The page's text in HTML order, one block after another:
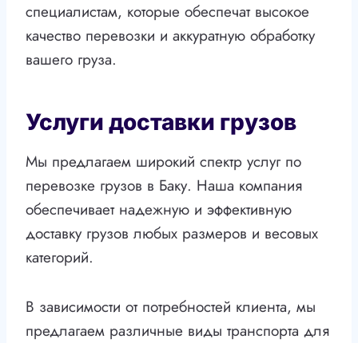
специалистам, которые обеспечат высокое
качество перевозки и аккуратную обработку
вашего груза.
Услуги доставки грузов
Мы предлагаем широкий спектр услуг по
перевозке грузов в Баку. Наша компания
обеспечивает надежную и эффективную
доставку грузов любых размеров и весовых
категорий.
В зависимости от потребностей клиента, мы
предлагаем различные виды транспорта для